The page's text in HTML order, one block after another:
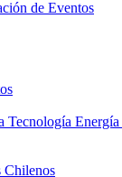
de Eventos
Tecnología Energía
Chilenos